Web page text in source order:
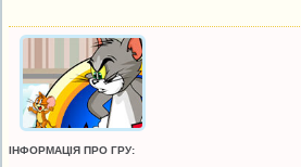
ІНФОРМАЦІЯ ПРО ГРУ: